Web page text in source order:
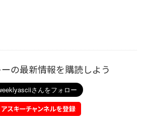
の最新情報を購読しよう